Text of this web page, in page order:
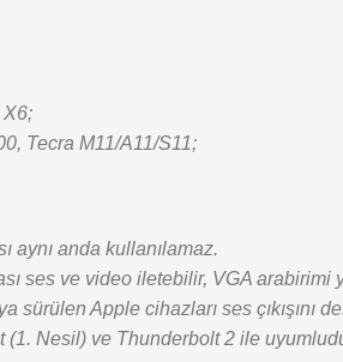
X6;
Tecra M11/A11/S11;
aynı anda kullanılamaz.
ses ve video iletebilir, VGA arabirimi
sürülen Apple cihazları ses çıkışını
Nesil) ve Thunderbolt 2 ile